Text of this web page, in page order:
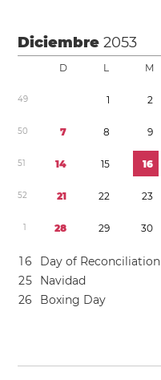
Diciembre2053
D L M
49 1 2
50 7 8 9
51 14 15 16
52 21 22 23
1 28 29 30
16
Day of Reconciliation
25
Navidad
26 Boxing Day